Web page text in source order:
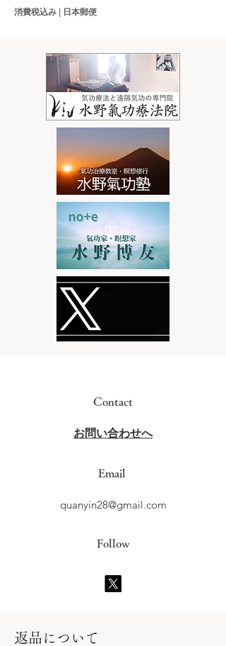
消費税込み | 日本郵便
Contact
​お問い合わせへ
Email
quanyin28@gmail.com
Follow
​返品について